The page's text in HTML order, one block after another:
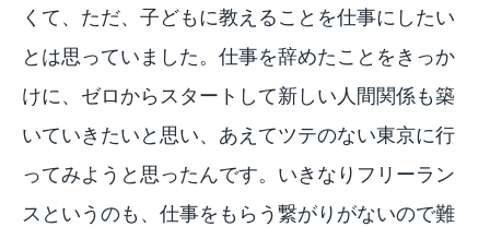
くて、ただ、子どもに教えることを仕事にしたい
とは思っていました。仕事を辞めたことをきっか
けに、ゼロからスタートして新しい人間関係も築
いていきたいと思い、あえてツテのない東京に行
ってみようと思ったんです。いきなりフリーラン
スというのも、仕事をもらう繋がりがないので難